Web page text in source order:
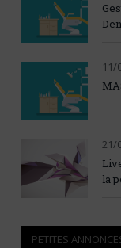
11/
21/
la
PETITES